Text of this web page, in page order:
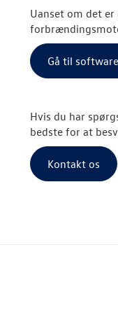
Uanset om det
Gå til
Hvis du har
bedste for at
Kontakt os